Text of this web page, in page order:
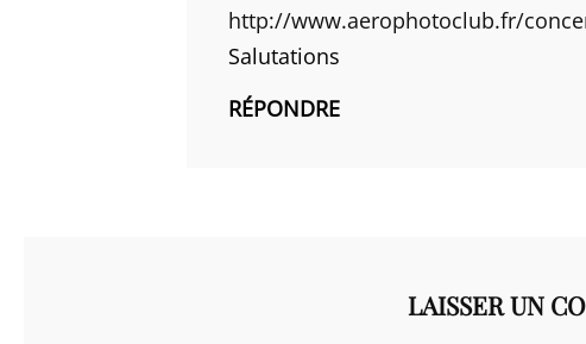
http://www.aerophotoclub.fr/
Salutations
RÉPONDRE
LAISSER UN